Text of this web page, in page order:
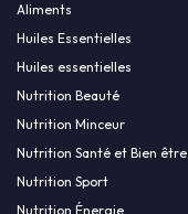
Aliments
Huiles Essentielles
Huiles essentielles
Nutrition Beauté
Nutrition Minceur
Nutrition Santé et Bien être
Nutrition Sport
Nutrition Énergie